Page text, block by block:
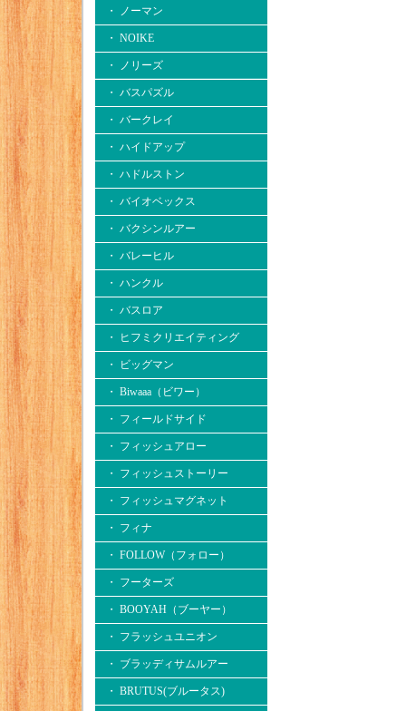
・ ノーマン
・ NOIKE
・ ノリーズ
・ バスパズル
・ バークレイ
・ ハイドアップ
・ ハドルストン
・ バイオベックス
・ バクシンルアー
・ バレーヒル
・ ハンクル
・ バスロア
・ ヒフミクリエイティング
・ ビッグマン
・ Biwaaa（ビワー）
・ フィールドサイド
・ フィッシュアロー
・ フィッシュストーリー
・ フィッシュマグネット
・ フィナ
・ FOLLOW（フォロー）
・ フーターズ
・ BOOYAH（ブーヤー）
・ フラッシュユニオン
・ ブラッディサムルアー
・ BRUTUS(ブルータス)